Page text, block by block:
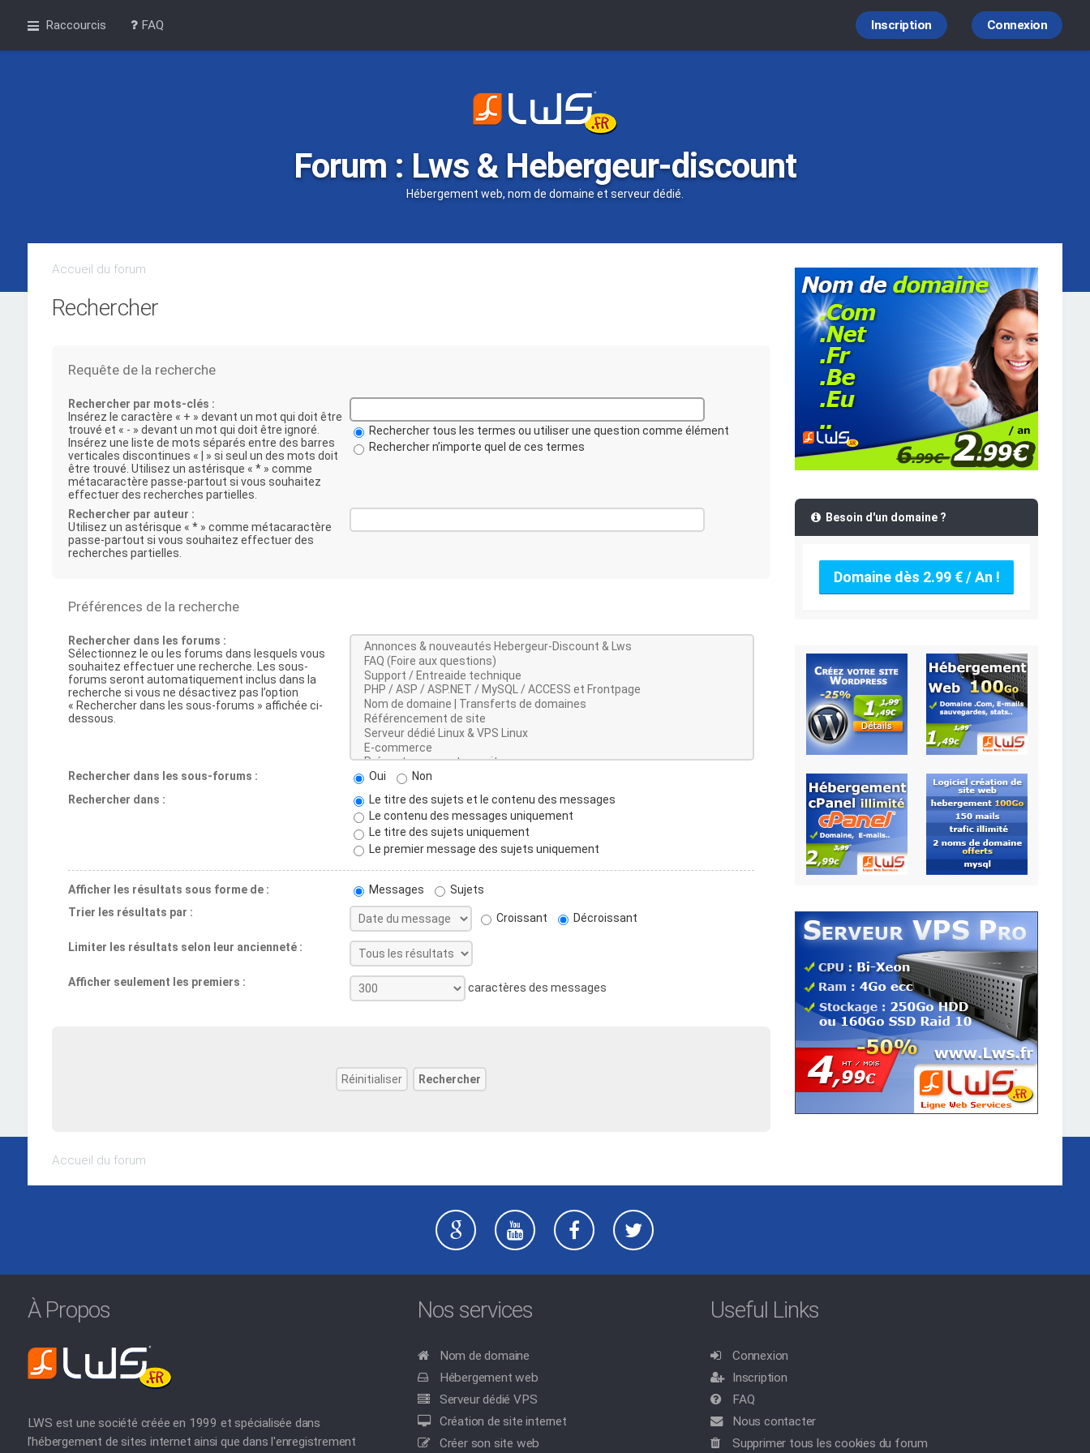
Raccourcis FAQ Connexion
Inscription
Forum : Lws & Hebergeur-discount
Hébergement web, nom de domaine et serveur dédié.
Accueil du forum
Rechercher
Requête de la recherche
Rechercher par mots-clés :
Insérez le caractère « + » devant un mot qui doit être
trouvé et « - » devant un mot qui doit être ignoré.
Insérez une liste de mots séparés entre des barres
verticales discontinues « | » si seul un des mots doit
être trouvé. Utilisez un astérisque « * » comme
métacaractère passe-partout si vous souhaitez
effectuer des recherches partielles.
Rechercher tous les termes ou utiliser une question comme élément
Rechercher n’importe quel de ces termes
Rechercher par auteur :
Utilisez un astérisque « * » comme métacaractère
passe-partout si vous souhaitez effectuer des
recherches partielles.
Préférences de la recherche
Rechercher dans les forums :
Sélectionnez le ou les forums dans lesquels vous
souhaitez effectuer une recherche. Les sous-
forums seront automatiquement inclus dans la
recherche si vous ne désactivez pas l’option
« Rechercher dans les sous-forums » affichée ci-
dessous.
Rechercher dans les sous-forums : Oui
Non
Rechercher dans :
Le titre des sujets et le contenu des messages
Le contenu des messages uniquement
Le titre des sujets uniquement
Le premier message des sujets uniquement
Afficher les résultats sous forme de : Messages
Sujets
Trier les résultats par :
Croissant Décroissant
Limiter les résultats selon leur ancienneté :
Afficher seulement les premiers : caractères des messages
Accueil du forum
Besoin d'un domaine ?
Domaine dès 2.99 € / An !
À Propos
LWS est une société créée en 1999 et spécialisée dans
l'hébergement de sites internet ainsi que dans l'enregistrement
Nos services
Nom de domaine
Hébergement web
Serveur dédié VPS
Création de site internet
Créer son site web
Useful Links
Connexion
Inscription
FAQ
Nous contacter
Supprimer tous les cookies du forum